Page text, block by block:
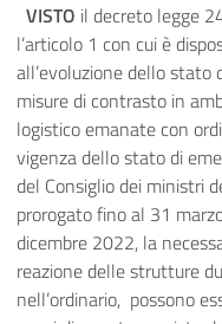
VISTO il decreto legge
l’articolo 1 con cui è
all’evoluzione dello stato
misure di contrasto in
logistico emanate con
vigenza dello stato di
del Consiglio dei ministri
prorogato fino al 31
dicembre 2022, la
reazione delle strutture
nell’ordinario, possono